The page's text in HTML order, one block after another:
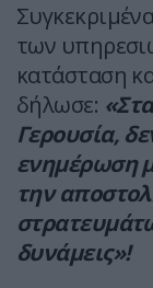
των
κατάσταση
δήλωσε:
Γερουσία,
ενημέρωση
την
δυνάμεις»!